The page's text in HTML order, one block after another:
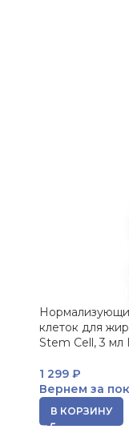
клеток для
Stem Cell, 3 мл
1 299 ₽
Вернем за
В КОРЗИНУ